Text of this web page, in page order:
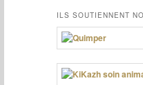
ILS SOUTIENNENT